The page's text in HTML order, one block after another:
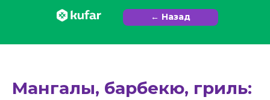
← Назад
Мангалы, барбекю, гриль: